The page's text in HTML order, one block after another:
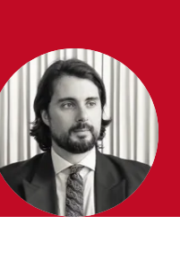
Agrandir